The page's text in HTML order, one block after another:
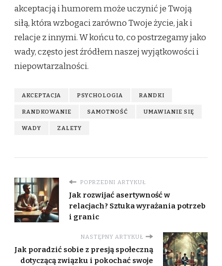
akceptacją i humorem może uczynić je Twoją
siłą, która wzbogaci zarówno Twoje życie, jak i
relacje z innymi. W końcu to, co postrzegamy jako
wady, często jest źródłem naszej wyjątkowości i
niepowtarzalności.
AKCEPTACJA PSYCHOLOGIA RANDKI
RANDKOWANIE SAMOTNOŚĆ UMAWIANIE SIĘ
WADY ZALETY
POPRZEDNI ARTYKUŁ
Jak rozwijać asertywność w
relacjach? Sztuka wyrażania potrzeb
i granic
NASTĘPNY ARTYKUŁ
Jak poradzić sobie z presją społeczną
dotyczącą związku i pokochać swoje